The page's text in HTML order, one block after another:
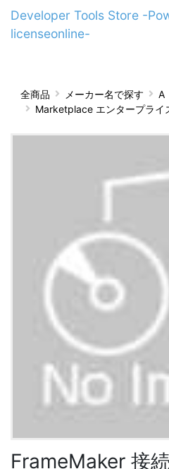
Developer Tools Store -
licenseonline-
全商品 メーカー名で探す A
Marketplace エンタープライ
FrameMaker 接